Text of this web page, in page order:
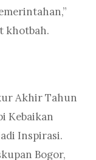
khotbah.
Akhir Tahun
Kebaikan
Inspirasi.
Bogor,